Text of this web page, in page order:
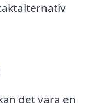
det vara en